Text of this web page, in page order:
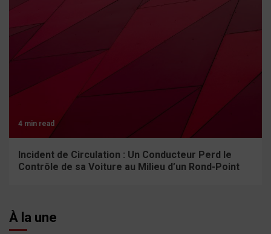
4 min read
Incident de Circulation : Un Conducteur Perd le
Contrôle de sa Voiture au Milieu d’un Rond-Point
À la une